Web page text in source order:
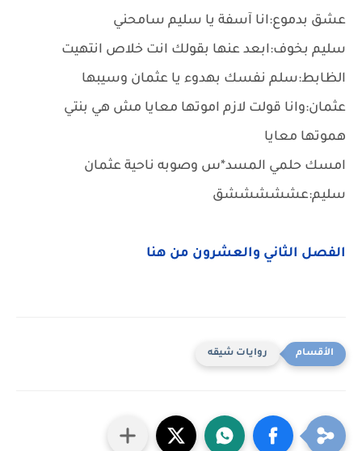
عشق بدموع:انا آسفة يا سليم سامحني
سليم بخوف:ابعد عنها بقولك انت خلاص انتهيت
الظابط:سلم نفسك بهدوء يا عثمان وسيبها
عثمان:وانا قولت لازم اموتها معايا مش هي بنتي
هموتها معايا
امسك حلمي المسد*س وصوبه ناحية عثمان
سليم:عشششششق
الفصل الثاني والعشرون من هنا
روايات شيقه